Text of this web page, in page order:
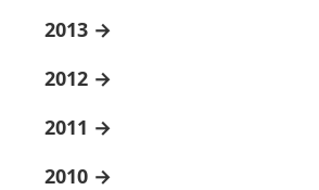
2013
2012
2011
2010